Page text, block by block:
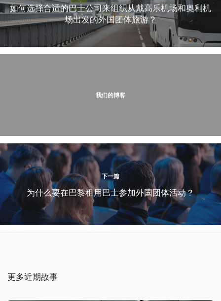
如何选择合适的巴士公司来组织从戴高乐机场和奥利机
场出发的外国团体旅游？
我们的博客
下一篇
为什么要在巴黎租用巴士参加外国团体活动？
更多近期故事